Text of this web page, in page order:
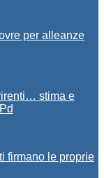
per alleanze
stima e
firmano le proprie